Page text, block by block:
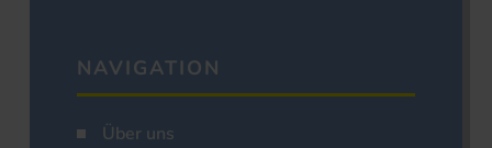
NAVIGATION
Über uns